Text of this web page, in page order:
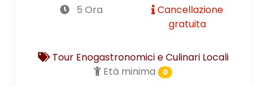
5 Ora
Cancellazione
gratuita
Tour Enogastronomici e Culinari Locali
Età minima
0